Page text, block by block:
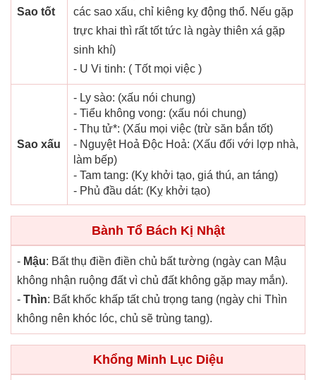
Sao tốt
các sao xấu, chỉ kiêng kỵ động thổ. Nếu gặp
trực khai thì rất tốt tức là ngày thiên xá gặp
sinh khí)
- U Vi tinh: ( Tốt mọi việc )
Sao xấu
- Ly sào: (xấu nói chung)
- Tiểu không vong: (xấu nói chung)
- Thụ tử*: (Xấu mọi việc (trừ săn bắn tốt)
- Nguyệt Hoả Độc Hoả: (Xấu đối với lợp nhà,
làm bếp)
- Tam tang: (Kỵ khởi tạo, giá thú, an táng)
- Phủ đầu dát: (Kỵ khởi tạo)
Bành Tổ Bách Kị Nhật
- Mậu: Bất thụ điền điền chủ bất tường (ngày can Mậu
không nhận ruộng đất vì chủ đất không gặp may mắn).
- Thìn: Bất khốc khấp tất chủ trọng tang (ngày chi Thìn
không nên khóc lóc, chủ sẽ trùng tang).
Khổng Minh Lục Diệu